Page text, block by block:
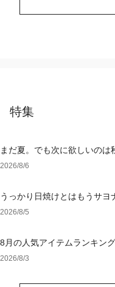
特集
まだ夏。でも次に欲しいのは
2026/8/6
うっかり日焼けとはもうサヨ
ェア
2026/8/5
8月の人気アイテムランキング
2026/8/3